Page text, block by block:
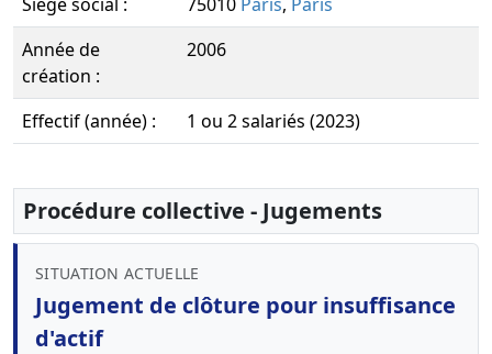
Année de
création :
2006
Effectif (année) : 1 ou 2 salariés (2023)
Procédure collective - Jugements
SITUATION ACTUELLE
Jugement de clôture pour insuffisance
d'actif